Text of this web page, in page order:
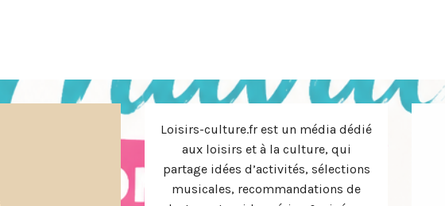
Loisirs-culture.fr est un média dédié
aux loisirs et à la culture, qui
partage idées d’activités, sélections
musicales, recommandations de